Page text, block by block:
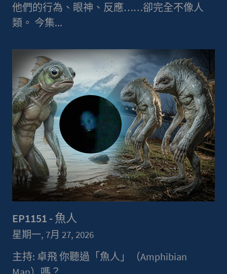
他們的行為、眼神、反應……卻完全不像人
類。 今集...
EP1151 - 魚人
星期一, 7月 27, 2026
主持: 卓飛 你聽過「魚人」（Amphibian